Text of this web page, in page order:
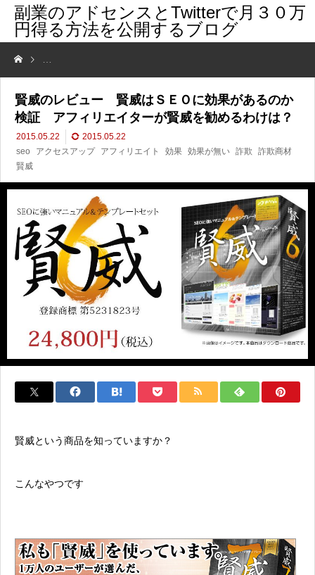
副業のアドセンスとTwitterで月３０万
円得る方法を公開するブログ
賢威のレビュー 賢威はＳＥＯに効果があるのか検証 アフィリエイタ
賢威のレビュー 賢威はＳＥＯに効果があるのか
検証 アフィリエイターが賢威を勧めるわけは？
2015.05.22
2015.05.22
seo
アクセスアップ アフィリエイト 効果 効果が無い 詐欺
詐欺商材
賢威
賢威という商品を知っていますか？
こんなやつです